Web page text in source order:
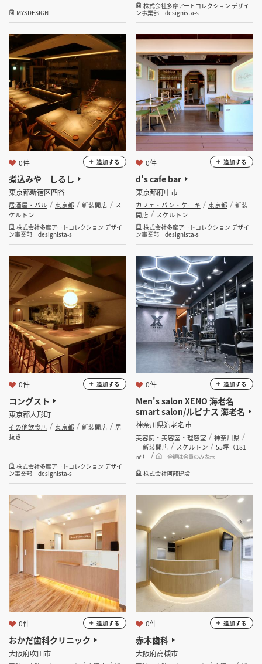
MYSDESIGN
株式会社多摩アートコレクション デザイ
ン事業部 designista-s
煮込みや しるし
東京都新宿区四谷
居酒屋・バル 東京都 新装開店
ス
ケルトン
株式会社多摩アートコレクション デザイ
ン事業部 designista-s
0件 追加する
d's cafe bar
東京都府中市
カフェ・パン・ケーキ 東京都
新装
開店
スケルトン
株式会社多摩アートコレクション デザイ
ン事業部 designista-s
0件 追加する
コングスト
東京都人形町
その他飲食店 東京都 新装開店
居
抜き
株式会社多摩アートコレクション デザイ
ン事業部 designista-s
0件 追加する
Men's salon XENO 海老名
smart salon/ルピナス 海老名
神奈川県海老名市
美容院・美容室・理容室
神奈川県
新装開店
スケルトン
55坪（181
㎡）
金額は会員のみ表示
株式会社阿部建設
0件 追加する
おかだ歯科クリニック
大阪府吹田市
0件 追加する
赤木歯科
大阪府高槻市
0件 追加する